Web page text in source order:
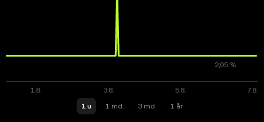
1 u 1 md. 3 md. 1 år